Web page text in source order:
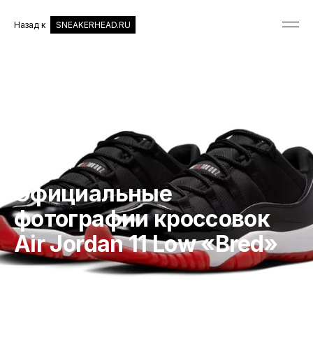
Назад к SNEAKERHEAD.RU
КРОССОВКИ
Официальные
фотографии кроссовок
Air Jordan 11 Low «Bred»